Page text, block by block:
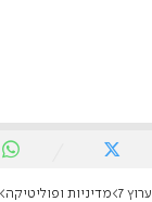
ערוץ 7 מדיניות ופוליטיקה